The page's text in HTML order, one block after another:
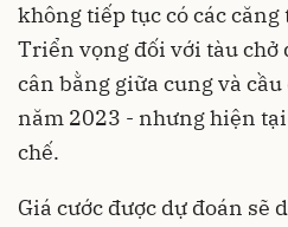
không tiếp tục có các
Triển vọng đối với tàu chở
cân bằng giữa cung và
năm 2023 - nhưng hiện
chế.
Giá cước được dự đoán sẽ